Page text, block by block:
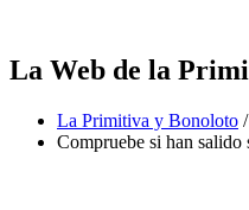
La Web de la
La Primitiva y Bonoloto /
Compruebe si han